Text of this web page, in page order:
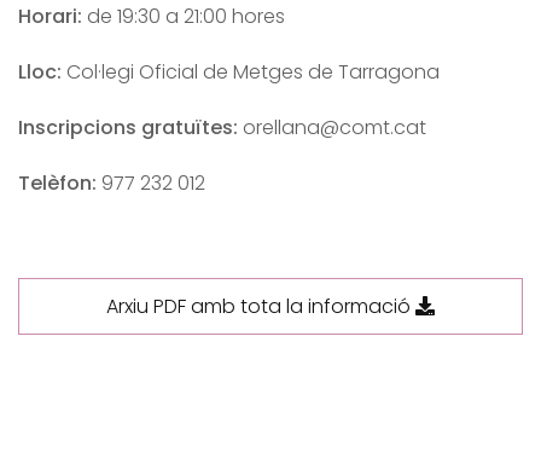
Horari: de 19:30 a 21:00 hores
Lloc: Col·legi Oficial de Metges de Tarragona
Inscripcions gratuïtes: orellana@comt.cat
Telèfon: 977 232 012
Arxiu PDF amb tota la informació